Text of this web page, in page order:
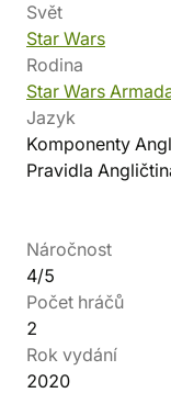
Svět
Star Wars
Rodina
Star Wars
Jazyk
Komponenty
Pravidla
Náročnost
4/5
Počet hráčů
2
Rok vydání
2020